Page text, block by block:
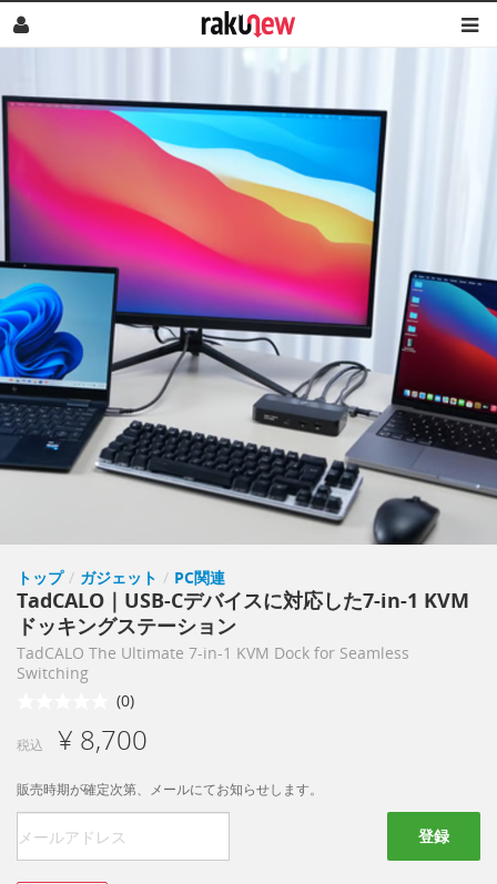
トップ / ガジェット / PC関連
TadCALO｜USB-Cデバイスに対応した7-in-1 KVM
ドッキングステーション
TadCALO The Ultimate 7-in-1 KVM Dock for Seamless
Switching
(0)
税込 ¥ 8,700
販売時期が確定次第、メールにてお知らせします。
登録